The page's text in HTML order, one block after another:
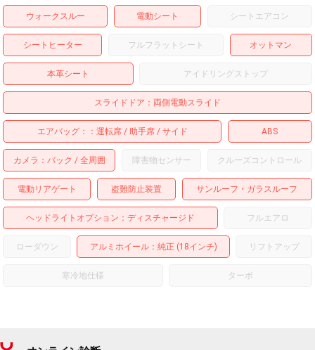
ウォークスルー 電動シート シートエアコン
シートヒーター フルフラットシート オットマン
本革シート アイドリングストップ
スライドドア 両側電動スライド
エアバッグ： 運転席 助手席 サイド ABS
カメラ バック 全周囲 障害物センサー クルーズコントロール
電動リアゲート 盗難防止装置 サンルーフ・ガラスルーフ
ヘッドライトオプション ディスチャージド フルエアロ
ローダウン アルミホイール：純正 (18インチ) リフトアップ
寒冷地仕様 ターボ